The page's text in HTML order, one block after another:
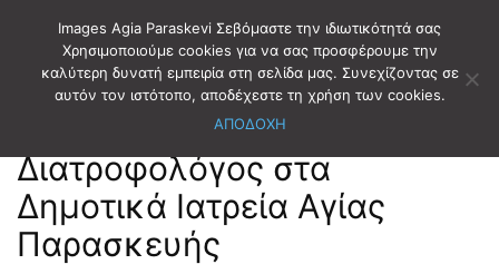
Αρχική ΔΗΜΟΤΙΚΑ ΝΕΑ
Διατροφολόγος στα
Δημοτικά Ιατρεία Αγίας
Παρασκευής
Images Agia Paraskevi Σεβόμαστε την ιδιωτικότητά σας
Χρησιμοποιούμε cookies για να σας προσφέρουμε την
καλύτερη δυνατή εμπειρία στη σελίδα μας. Συνεχίζοντας σε
αυτόν τον ιστότοπο, αποδέχεστε τη χρήση των cookies.
ΑΠΟΔΟΧΗ